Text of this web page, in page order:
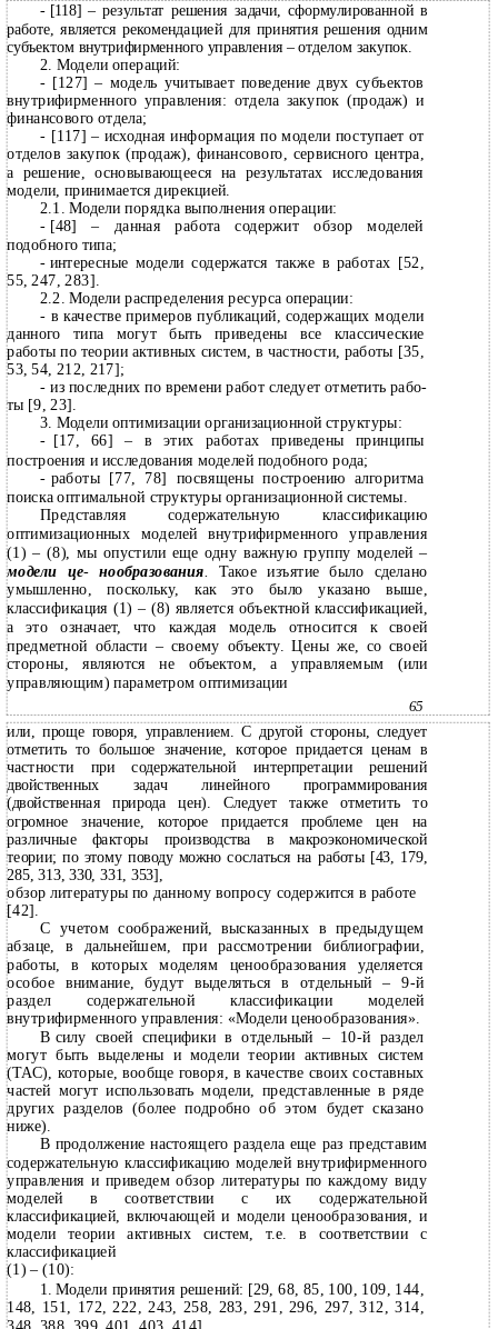
- [118] – результат решения задачи, сформулированной в
работе, является рекомендацией для принятия решения одним
субъектом внутрифирменного управления – отделом закупок.
2. Модели операций:
- [127] – модель учитывает поведение двух субъектов
внутрифирменного управления: отдела закупок (продаж) и
финансового отдела;
- [117] – исходная информация по модели поступает от
отделов закупок (продаж), финансового, сервисного центра,
а решение, основывающееся на результатах исследования
модели, принимается дирекцией.
2.1. Модели порядка выполнения операции:
- [48] – данная работа содержит обзор моделей
подобного типа;
- интересные модели содержатся также в работах [52,
55, 247, 283].
2.2. Модели распределения ресурса операции:
- в качестве примеров публикаций, содержащих модели
данного типа могут быть приведены все классические
работы по теории активных систем, в частности, работы [35,
53, 54, 212, 217];
- из последних по времени работ следует отметить рабо-
ты [9, 23].
3. Модели оптимизации организационной структуры:
- [17, 66] – в этих работах приведены принципы
построения и исследования моделей подобного рода;
- работы [77, 78] посвящены построению алгоритма
поиска оптимальной структуры организационной системы.
Представляя содержательную классификацию
оптимизационных моделей внутрифирменного управления
(1) – (8), мы опустили еще одну важную группу моделей –
модели це-нообразования
Такое изъятие было сделано
умышленно, поскольку, как это было указано выше,
классификация (1) – (8) является объектной классификацией,
а это означает, что каждая модель относится к своей
предметной области – своему объекту. Цены же, со своей
стороны, являются не объектом, а управляемым (или
управляющим) параметром оптимизации
65
или, проще говоря, управлением. С другой стороны, следует
отметить то большое значение, которое придается ценам в
частности при содержательной интерпретации решений
двойственных задач линейного программирования
(двойственная природа цен). Следует также отметить то
огромное значение, которое придается проблеме цен на
различные факторы производства в макроэкономической
теории; по этому поводу можно сослаться на работы [43, 179,
285, 313, 330, 331, 353],
обзор литературы по данному вопросу содержится в работе
[42].
С учетом соображений, высказанных в предыдущем
абзаце, в дальнейшем, при рассмотрении библиографии,
работы, в которых моделям ценообразования уделяется
особое внимание, будут выделяться в отдельный – 9-й
раздел содержательной классификации моделей
внутрифирменного управления: «Модели ценообразования».
В силу своей специфики в отдельный – 10-й раздел
могут быть выделены и модели теории активных систем
(ТАС), которые, вообще говоря, в качестве своих составных
частей могут использовать модели, представленные в ряде
других разделов (более подробно об этом будет сказано
ниже).
В продолжение настоящего раздела еще раз представим
содержательную классификацию моделей внутрифирменного
управления и приведем обзор литературы по каждому виду
моделей в соответствии с их содержательной
классификацией, включающей и модели ценообразования, и
модели теории активных систем, т.е. в соответствии с
классификацией
(1) – (10):
1. Модели принятия решений: [29, 68, 85, 100, 109, 144,
148, 151, 172, 222, 243, 258, 283, 291, 296, 297, 312, 314,